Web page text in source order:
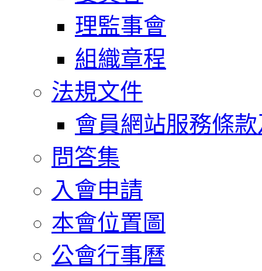
理監事會
組織章程
法規文件
會員網站服務條
問答集
入會申請
本會位置圖
公會行事曆